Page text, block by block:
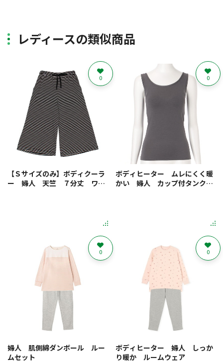
レディースの類似商品
【Ｓサイズのみ】ボディクーラ
ー 婦人 天竺 ７分丈 ワイ
0
ボディヒーター ムレにくく暖
かい 婦人 カップ付タンクト
0
婦人 肌側綿ダンボール ルー
ムセット
0
ボディヒーター 婦人 しっか
り暖か ルームウェア
0